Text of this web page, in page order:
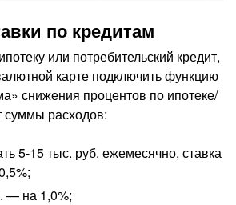
по кредитам
или потребительский кредит,
карте подключить функцию
снижения процентов по ипотеке/
суммы расходов:
5-15 тыс. руб. ежемесячно, ставка
— на 1,0%;